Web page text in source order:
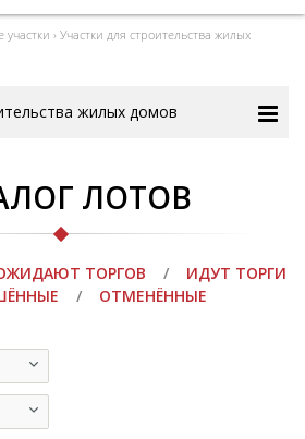
› Участки для строительства жилых
жилых домов
ЛОТОВ
ТОРГОВ /
ИДУТ ТОРГИ
/ ОТМЕНЁННЫЕ